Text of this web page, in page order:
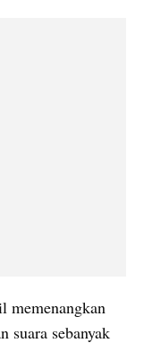
memenangkan
suara sebanyak